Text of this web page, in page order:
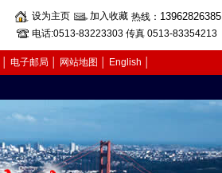
设为主页 加入收藏 热线： 13962826385
电话:0513-83223303 传真 0513-83354213
电子邮局 网站地图 English